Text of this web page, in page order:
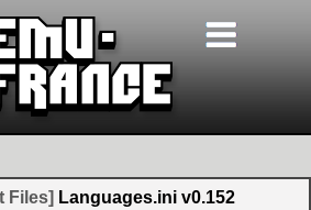
Files] Languages.ini v0.152